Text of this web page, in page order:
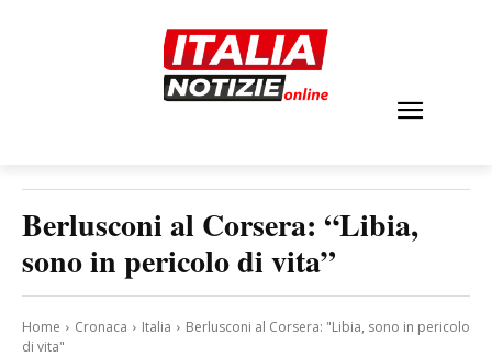
Berlusconi al Corsera: “Libia,
sono in pericolo di vita”
Home Cronaca Italia
Berlusconi al Corsera: "Libia, sono in pericolo
di vita"